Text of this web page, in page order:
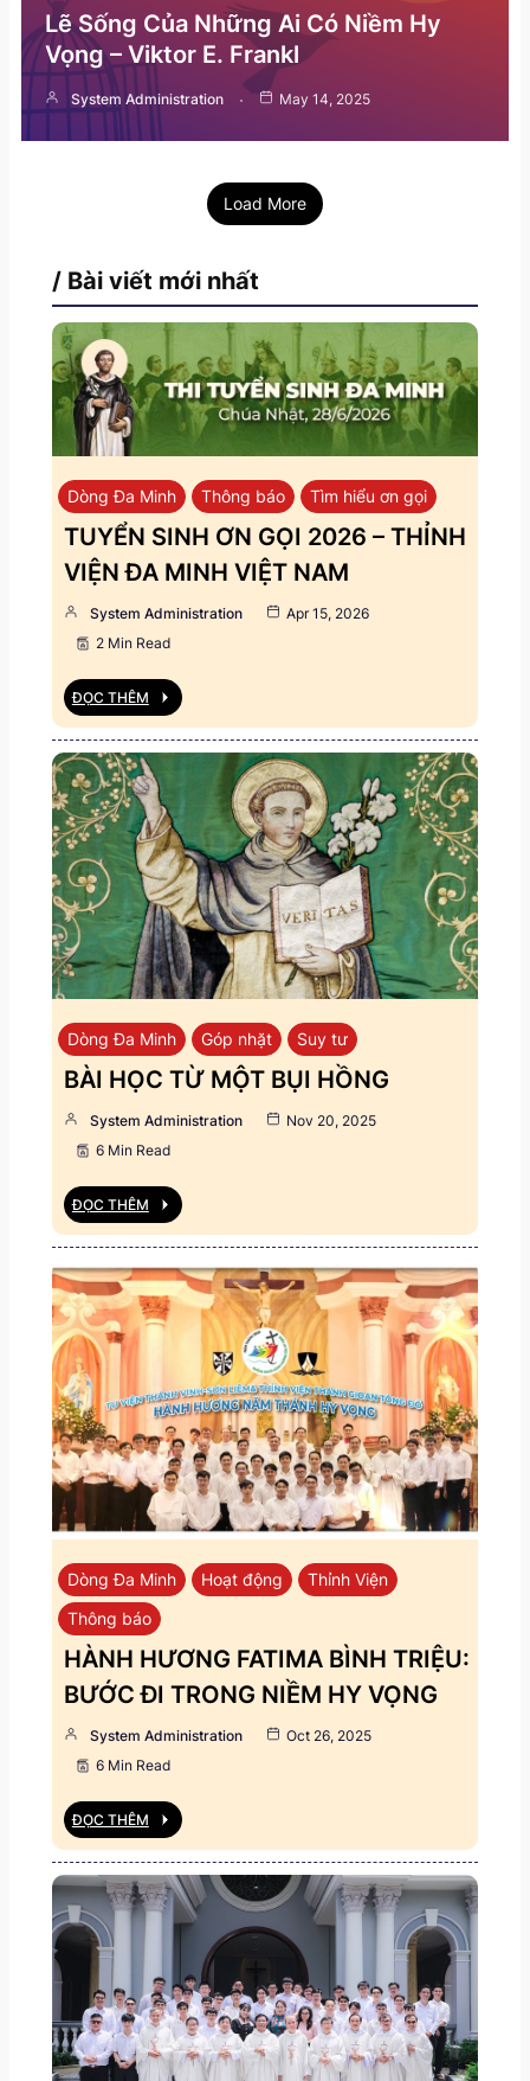
Lẽ Sống Của Những Ai Có Niềm Hy
Vọng – Viktor E. Frankl
System Administration May 14, 2025
Load More
/ Bài viết mới nhất
Dòng Đa Minh Thông báo Tìm hiểu ơn gọi
TUYỂN SINH ƠN GỌI 2026 – THỈNH
VIỆN ĐA MINH VIỆT NAM
System Administration
Apr 15, 2026
2 Min Read
ĐỌC THÊM
Dòng Đa Minh Góp nhặt Suy tư
BÀI HỌC TỪ MỘT BỤI HỒNG
System Administration
Nov 20, 2025
6 Min Read
ĐỌC THÊM
Dòng Đa Minh Hoạt động
Thỉnh Viện
Thông báo
HÀNH HƯƠNG FATIMA BÌNH TRIỆU:
BƯỚC ĐI TRONG NIỀM HY VỌNG
System Administration
Oct 26, 2025
6 Min Read
ĐỌC THÊM